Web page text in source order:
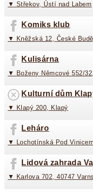
▼ Střekov, Ústí nad Labem
Komiks klub
▼ Kněžská 12, České
Kulisárna
▼ Boženy Němcové 552/
Kulturní dům
▼ Klapý 200, Klapý
Leháro
▼ Lochotínská Pod
Lidová zahrada
▼ Karlova 702, 40747